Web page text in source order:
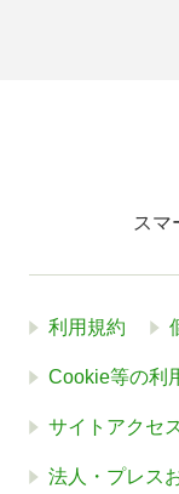
スマ
利用規約
Cookie等の利
サイトアクセ
法人・プレス